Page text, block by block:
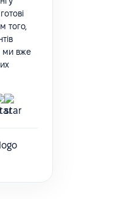
того,
ми вже